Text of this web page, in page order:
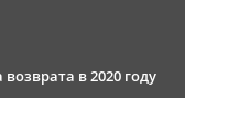
в 2020 году